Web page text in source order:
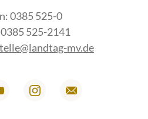
0385 525-0
525-2141
mv.de